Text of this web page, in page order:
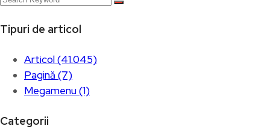
Tipuri de articol
Articol (41.045)
Pagină (7)
Megamenu (1)
Categorii